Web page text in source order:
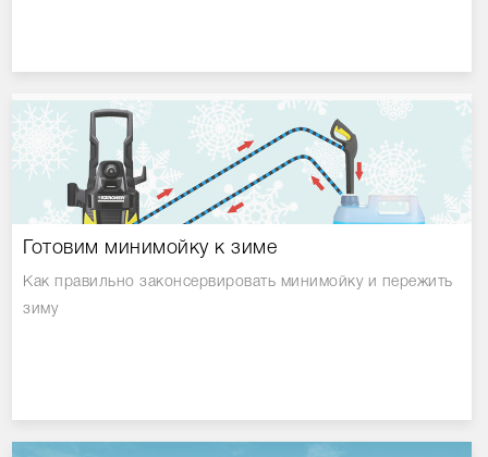
Готовим минимойку к зиме
Как правильно законсервировать минимойку и пережить
зиму